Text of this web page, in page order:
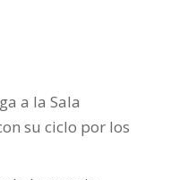
a la Sala
su ciclo por los